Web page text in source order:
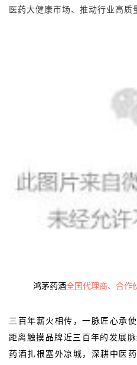
医药大健康市场、推动行业高质
鸿茅药酒全国代理商、合作
三百年薪火相传，一脉匠心承
距离触摸品牌近三百年的发展
药酒 扎根塞外凉城，深耕中医